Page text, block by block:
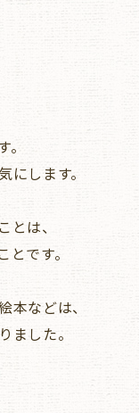
します。
は、
です。
本などは、
ました。